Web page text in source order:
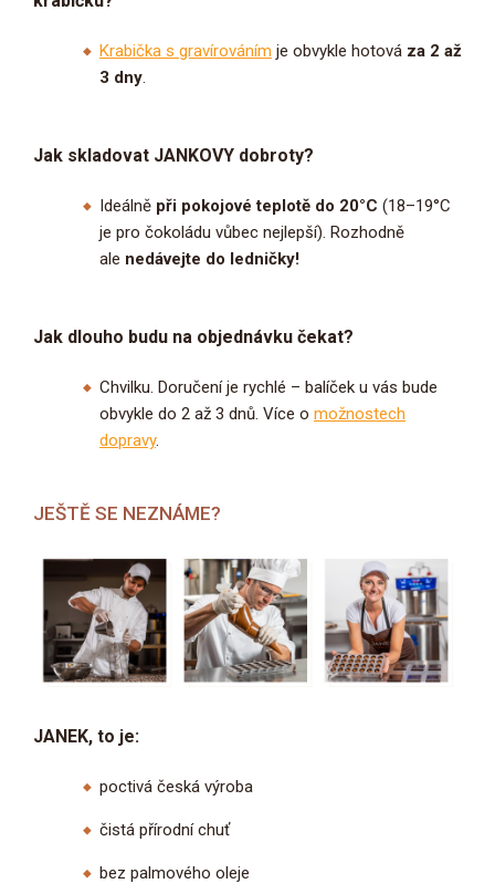
Krabička s gravírováním je obvykle hotová za 2 až
3 dny.
Jak skladovat JANKOVY dobroty?
Ideálně při pokojové teplotě do 20°C (18–19°C
je pro čokoládu vůbec nejlepší). Rozhodně
ale nedávejte do ledničky!
Jak dlouho budu na objednávku čekat?
Chvilku. Doručení je rychlé – balíček u vás bude
obvykle do 2 až 3 dnů. Více o možnostech
dopravy.
JEŠTĚ SE NEZNÁME?
JANEK, to je:
poctivá česká výroba
čistá přírodní chuť
bez palmového oleje